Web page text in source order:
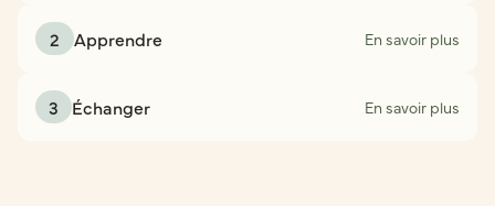
2 Apprendre En savoir plus
3 Échanger En savoir plus